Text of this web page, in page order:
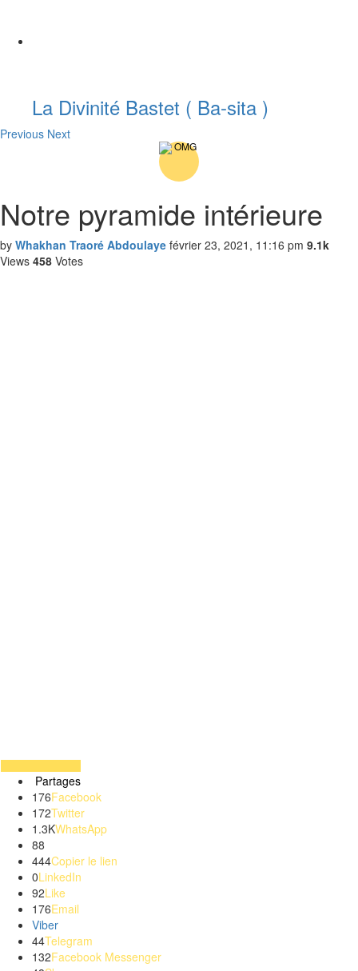
La Divinité Bastet ( Ba-sita )
Previous Next
Notre pyramide intérieure
by Whakhan Traoré Abdoulaye février 23, 2021, 11:16 pm 9.1k
Views 458 Votes
Partages
176Facebook
172Twitter
1.3KWhatsApp
88
444Copier le lien
0LinkedIn
92Like
176Email
Viber
44Telegram
132Facebook Messenger